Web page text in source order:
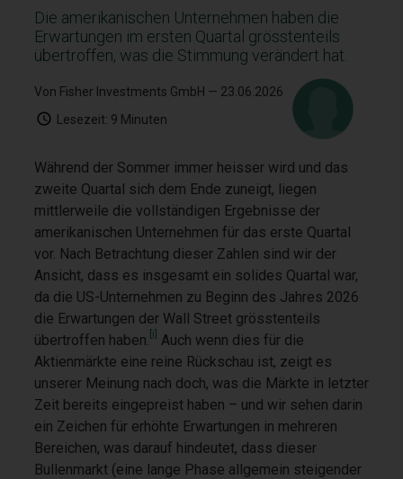
Die amerikanischen Unternehmen haben die
Erwartungen im ersten Quartal grösstenteils
übertroffen, was die Stimmung verändert hat.
Von Fisher Investments GmbH — 23.06.2026
Lesezeit: 9 Minuten
Während der Sommer immer heisser wird und das
zweite Quartal sich dem Ende zuneigt, liegen
mittlerweile die vollständigen Ergebnisse der
amerikanischen Unternehmen für das erste Quartal
vor. Nach Betrachtung dieser Zahlen sind wir der
Ansicht, dass es insgesamt ein solides Quartal war,
da die US-Unternehmen zu Beginn des Jahres 2026
die Erwartungen der Wall Street grösstenteils
übertroffen haben. [i] Auch wenn dies für die
Aktienmärkte eine reine Rückschau ist, zeigt es
unserer Meinung nach doch, was die Märkte in letzter
Zeit bereits eingepreist haben – und wir sehen darin
ein Zeichen für erhöhte Erwartungen in mehreren
Bereichen, was darauf hindeutet, dass dieser
Bullenmarkt (eine lange Phase allgemein steigender